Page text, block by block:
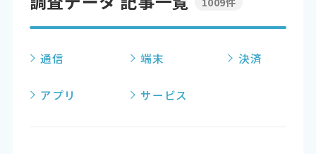
通信 端末 決済
アプリ サービス